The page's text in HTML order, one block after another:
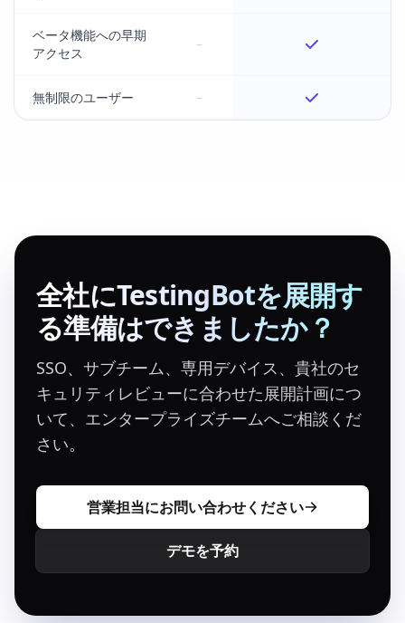
ベータ機能への早期
アクセス
–
無制限のユーザー –
全社にTestingBotを展開す
る準備はできましたか？
SSO、サブチーム、専用デバイス、貴社のセ
キュリティレビューに合わせた展開計画につ
いて、エンタープライズチームへご相談くだ
さい。
営業担当にお問い合わせください
デモを予約